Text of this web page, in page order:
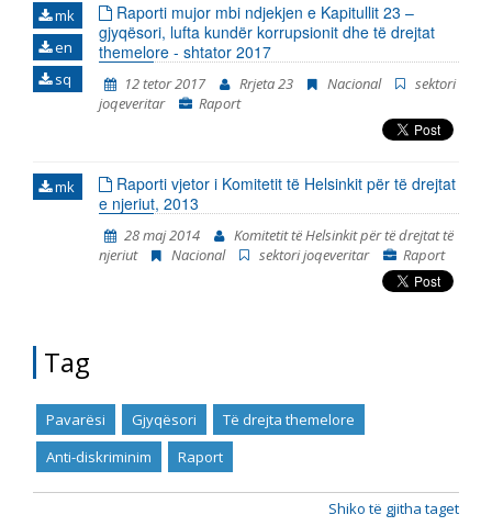
periudhën kohore tetor 2014 - korrik 2015 dhe korrik
2015 – prill 2016. Raporti e përfshinë periudhën
kohore nga fillimi i muajit maj të vitit 2016,
përfundimisht me fundin e muajit janar të vitit 2018.
Periudha e përfshirjes së Raportit është vazhduar, në
mënyrë që korrespondoj me ciklin e ri të raporteve t
mk
en
sq
Raporti mujor mbi ndjekjen e Kapitullit 23 –
gjyqësori, lufta kundër korrupsionit dhe të drejtat
themelore - shtator 2017
12 tetor 2017 Rrjeta 23 Nacional
sektori
joqeveritar
Raport
mk
Raporti vjetor i Komitetit të Helsinkit për të drejtat
e njeriut, 2013
28 maj 2014
Komitetit të Helsinkit për të drejtat të
njeriut
Nacional sektori joqeveritar Raport
Tag
Pavarësi Gjyqësori
Të drejta themelore
Anti-diskriminim
Raport
Shiko të gjitha taget